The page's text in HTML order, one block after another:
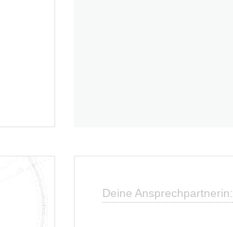
Deine Ansprechpartnerin: